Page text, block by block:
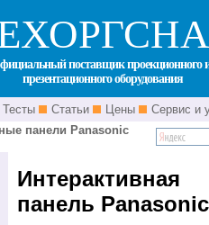
поставщик проекционного
презентационного оборудования
Тесты Статьи Цены
Сервис и
панели Panasonic
панель